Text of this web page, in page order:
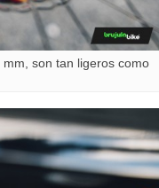
son tan ligeros como